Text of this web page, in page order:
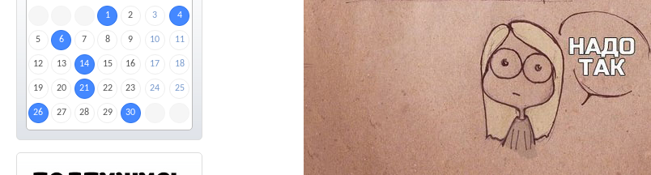
1 2 3 4
5 6 7 8 9 10 11
12 13 14 15 16 17 18
19 20 21 22 23 24 25
26 27 28 29 30